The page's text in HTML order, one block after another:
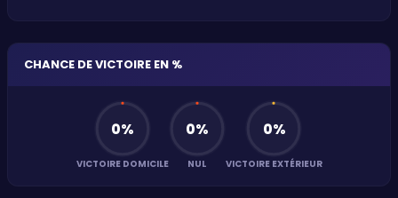
CHANCE DE VICTOIRE EN %
0%
VICTOIRE DOMICILE
0%
NUL
0%
VICTOIRE EXTÉRIEUR